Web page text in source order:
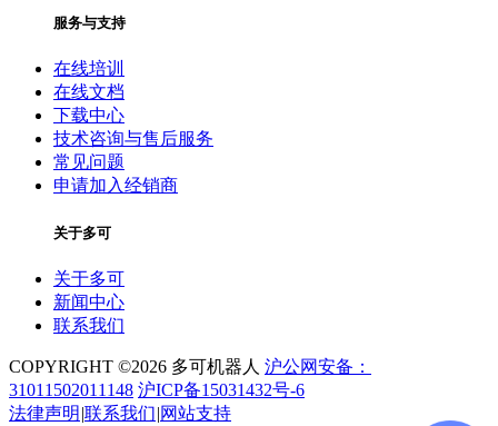
服务与支持
在线培训
在线文档
下载中心
技术咨询与售后服务
常见问题
申请加入经销商
关于多可
关于多可
新闻中心
联系我们
COPYRIGHT ©2026 多可机器人 沪公网安备：
31011502011148 沪ICP备15031432号-6
法律声明 |联系我们|网站支持